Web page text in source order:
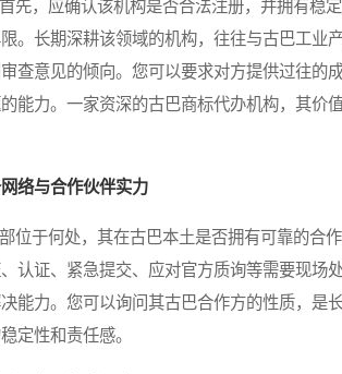
，应确认该机构是否合法注册，并拥有稳
。长期深耕该领域的机构，往往与古巴工业
查意见的倾向。您可以要求对方提供过往的
能力。一家资深的古巴商标代办机构，其价
络与合作伙伴实力
于何处，其在古巴本土是否拥有可靠的合
认证、紧急提交、应对官方质询等需要现场
能力。您可以询问其古巴合作方的性质，是
定性和责任感。